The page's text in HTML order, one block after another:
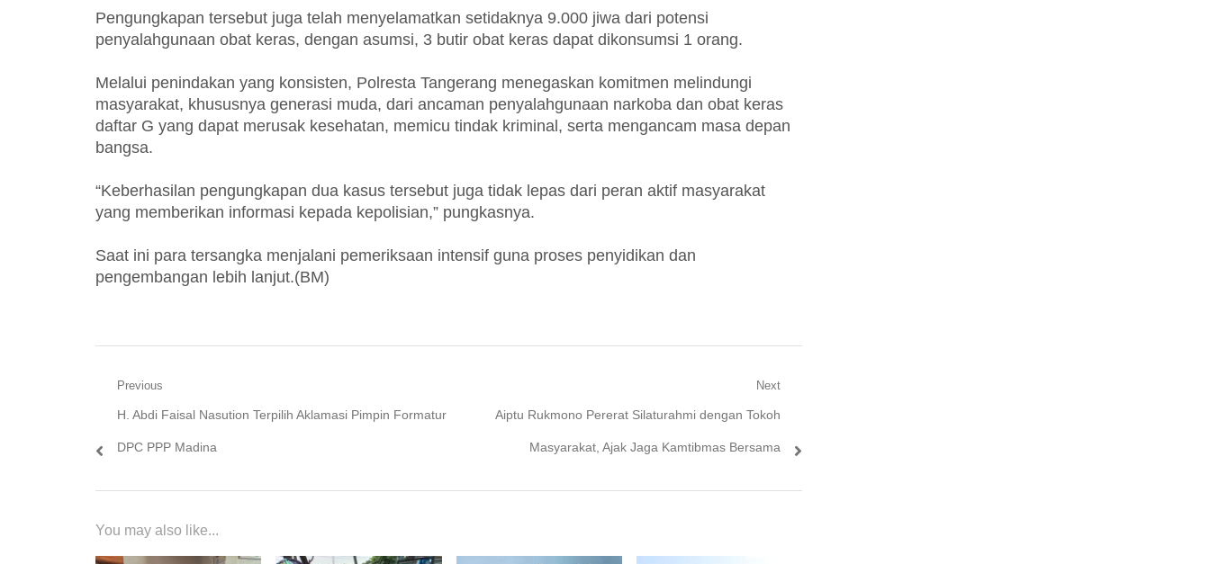
Pengungkapan tersebut juga telah menyelamatkan setidaknya 9.000 jiwa dari potensi
penyalahgunaan obat keras, dengan asumsi, 3 butir obat keras dapat dikonsumsi 1 orang.
Melalui penindakan yang konsisten, Polresta Tangerang menegaskan komitmen melindungi
masyarakat, khususnya generasi muda, dari ancaman penyalahgunaan narkoba dan obat keras
daftar G yang dapat merusak kesehatan, memicu tindak kriminal, serta mengancam masa depan
bangsa.
“Keberhasilan pengungkapan dua kasus tersebut juga tidak lepas dari peran aktif masyarakat
yang memberikan informasi kepada kepolisian,” pungkasnya.
Saat ini para tersangka menjalani pemeriksaan intensif guna proses penyidikan dan
pengembangan lebih lanjut.(BM)
Navigasi
pos
Previous
Previous
post:
H. Abdi Faisal Nasution Terpilih Aklamasi Pimpin Formatur
DPC PPP Madina
Next
Next
post:
Aiptu Rukmono Pererat Silaturahmi dengan Tokoh
Masyarakat, Ajak Jaga Kamtibmas Bersama
You may also like...